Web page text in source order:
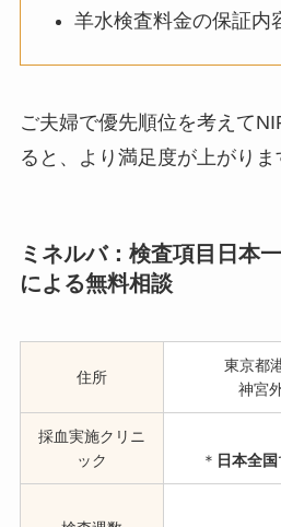
羊水検査料金の保証内
ご夫婦で優先順位を考えて
ると、より満足度が上がりま
ミネルバ：検査項目日本
による無料相談
住所
東京都
神宮
採血実施クリニ
ック
＊ 日本全国